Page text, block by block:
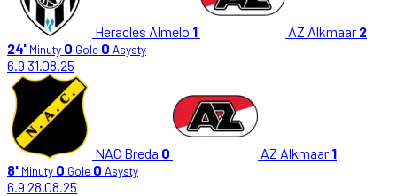
Heracles Almelo 1 AZ Alkmaar 2
24' Minuty 0 Gole 0 Asysty
6.9 31.08.25
NAC Breda 0 AZ Alkmaar 1
8' Minuty 0 Gole 0 Asysty
6.9 28.08.25